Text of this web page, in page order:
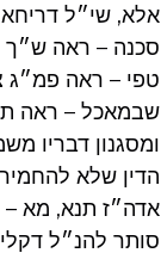
אלא, שי״ל דריחא
סכנה – ראה ש״ך
טפי – ראה פמ״ג
שבמאכל – ראה
ומסגנון דבריו
הדין שלא
אדה״ז תנא, מא –
סותר להנ״ל